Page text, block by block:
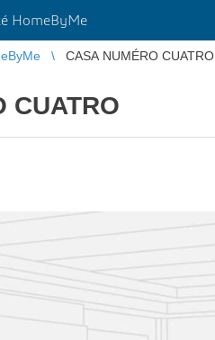
HomeByMe
CASA NUMÉRO CUATRO
CUATRO